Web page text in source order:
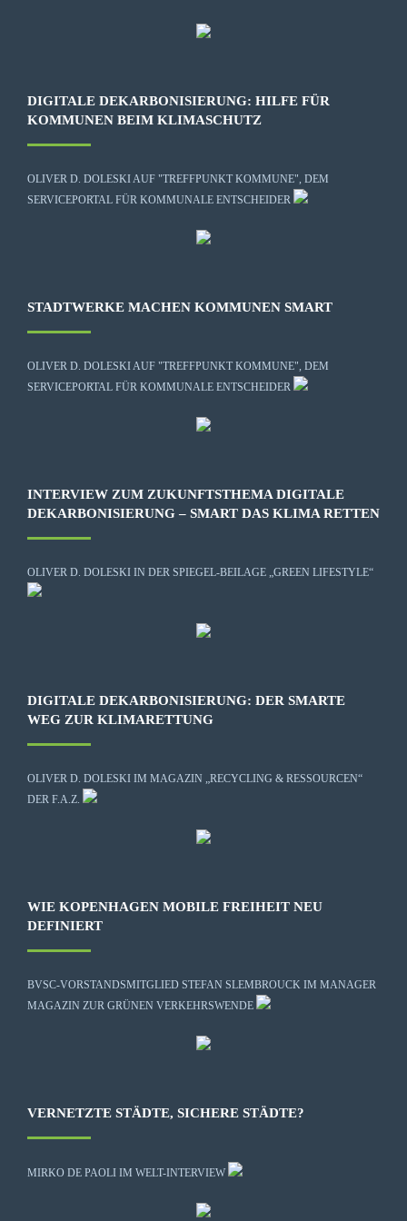
DIGITALE DEKARBONISIERUNG: HILFE FÜR
KOMMUNEN BEIM KLIMASCHUTZ
OLIVER D. DOLESKI AUF "TREFFPUNKT KOMMUNE", DEM
SERVICEPORTAL FÜR KOMMUNALE ENTSCHEIDER
STADTWERKE MACHEN KOMMUNEN SMART
OLIVER D. DOLESKI AUF "TREFFPUNKT KOMMUNE", DEM
SERVICEPORTAL FÜR KOMMUNALE ENTSCHEIDER
INTERVIEW ZUM ZUKUNFTSTHEMA DIGITALE
DEKARBONISIERUNG – SMART DAS KLIMA RETTEN
OLIVER D. DOLESKI IN DER SPIEGEL-BEILAGE „GREEN LIFESTYLE“
DIGITALE DEKARBONISIERUNG: DER SMARTE
WEG ZUR KLIMARETTUNG
OLIVER D. DOLESKI IM MAGAZIN „RECYCLING & RESSOURCEN“
DER F.A.Z.
WIE KOPENHAGEN MOBILE FREIHEIT NEU
DEFINIERT
BVSC-VORSTANDSMITGLIED STEFAN SLEMBROUCK IM MANAGER
MAGAZIN ZUR GRÜNEN VERKEHRSWENDE
VERNETZTE STÄDTE, SICHERE STÄDTE?
MIRKO DE PAOLI IM WELT-INTERVIEW